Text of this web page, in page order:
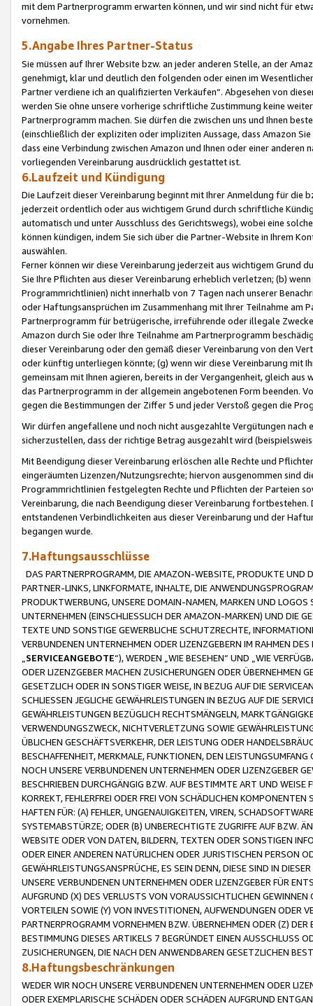
mit dem Partnerprogramm erwarten können, und wir sind nicht für
vornehmen.
5.Angabe Ihres Partner-Status
Sie müssen auf Ihrer Website bzw. an jeder anderen Stelle, an der
genehmigt, klar und deutlich den folgenden oder einen im
Partner verdiene ich an qualifizierten Verkäufen“. Abgesehen von
werden Sie ohne unsere vorherige schriftliche Zustimmung keine
Partnerprogramm machen. Sie dürfen die zwischen uns und Ihnen
(einschließlich der expliziten oder impliziten Aussage, dass Amazon
dass eine Verbindung zwischen Amazon und Ihnen oder einer
vorliegenden Vereinbarung ausdrücklich gestattet ist.
6.Laufzeit und Kündigung
Die Laufzeit dieser Vereinbarung beginnt mit Ihrer Anmeldung für die
jederzeit ordentlich oder aus wichtigem Grund durch schriftliche
automatisch und unter Ausschluss des Gerichtswegs), wobei eine
können kündigen, indem Sie sich über die Partner-Website in Ihrem
auswählen.
Ferner können wir diese Vereinbarung jederzeit aus wichtigem Grund
Sie Ihre Pflichten aus dieser Vereinbarung erheblich verletzen; (b)
Programmrichtlinien) nicht innerhalb von 7 Tagen nach unserer
oder Haftungsansprüchen im Zusammenhang mit Ihrer Teilnahme am
Partnerprogramm für betrügerische, irreführende oder illegale
Amazon durch Sie oder Ihre Teilnahme am Partnerprogramm
dieser Vereinbarung oder den gemäß dieser Vereinbarung von den
oder künftig unterliegen könnte; (g) wenn wir diese Vereinbarung mit
gemeinsam mit Ihnen agieren, bereits in der Vergangenheit, gleich
das Partnerprogramm in der allgemein angebotenen Form beenden.
gegen die Bestimmungen der Ziffer 5 und jeder Verstoß gegen die
Wir dürfen angefallene und noch nicht ausgezahlte Vergütungen
sicherzustellen, dass der richtige Betrag ausgezahlt wird
Mit Beendigung dieser Vereinbarung erlöschen alle Rechte und
eingeräumten Lizenzen/Nutzungsrechte; hiervon ausgenommen sind
Programmrichtlinien festgelegten Rechte und Pflichten der Parteien
Vereinbarung, die nach Beendigung dieser Vereinbarung
entstandenen Verbindlichkeiten aus dieser Vereinbarung und der
begangen wurde.
7.Haftungsausschlüsse
DAS PARTNERPROGRAMM, DIE AMAZON-WEBSITE, PRODUKTE UND
PARTNER-LINKS, LINKFORMATE, INHALTE, DIE
PRODUKTWERBUNG, UNSERE DOMAIN-NAMEN, MARKEN UND
UNTERNEHMEN (EINSCHLIESSLICH DER AMAZON-MARKEN) UND DIE
TEXTE UND SONSTIGE GEWERBLICHE SCHUTZRECHTE,
VERBUNDENEN UNTERNEHMEN ODER LIZENZGEBERN IM RAHMEN
SERVICEANGEBOTE“), WERDEN „WIE BESEHEN“ UND „WIE
ODER LIZENZGEBER MACHEN ZUSICHERUNGEN ODER ÜBERNEHMEN
GESETZLICH ODER IN SONSTIGER WEISE, IN BEZUG AUF DIE
SCHLIESSEN JEGLICHE GEWÄHRLEISTUNGEN IN BEZUG AUF DIE
GEWÄHRLEISTUNGEN BEZÜGLICH RECHTSMÄNGELN,
VERWENDUNGSZWECK, NICHTVERLETZUNG SOWIE
ÜBLICHEN GESCHÄFTSVERKEHR, DER LEISTUNG ODER
BESCHAFFENHEIT, MERKMALE, FUNKTIONEN, DEN
NOCH UNSERE VERBUNDENEN UNTERNEHMEN ODER LIZENZGEBER
BESCHRIEBEN DURCHGÄNGIG BZW. AUF BESTIMMTE ART UND
KORREKT, FEHLERFREI ODER FREI VON SCHÄDLICHEN
HAFTEN FÜR: (A) FEHLER, UNGENAUIGKEITEN, VIREN,
SYSTEMABSTÜRZE; ODER (B) UNBERECHTIGTE ZUGRIFFE AUF BZW.
WEBSITE ODER VON DATEN, BILDERN, TEXTEN ODER SONSTIGEN
ODER EINER ANDEREN NATÜRLICHEN ODER JURISTISCHEN PERSON
GEWÄHRLEISTUNGSANSPRÜCHE, ES SEIN DENN, DIESE SIND IN
UNSERE VERBUNDENEN UNTERNEHMEN ODER LIZENZGEBER FÜR
AUFGRUND (X) DES VERLUSTS VON VORAUSSICHTLICHEN
VORTEILEN SOWIE (Y) VON INVESTITIONEN, AUFWENDUNGEN ODER
PARTNERPROGRAMM VORNEHMEN BZW. ÜBERNEHMEN ODER (Z)
BESTIMMUNG DIESES ARTIKELS 7 BEGRÜNDET EINEN AUSSCHLUSS
ZUSICHERUNGEN, DIE NACH DEN ANWENDBAREN GESETZLICHEN
8.Haftungsbeschränkungen
WEDER WIR NOCH UNSERE VERBUNDENEN UNTERNEHMEN ODER
ODER EXEMPLARISCHE SCHÄDEN ODER SCHÄDEN AUFGRUND